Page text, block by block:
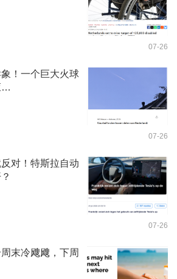
07-26
！一个巨大火球
…
07-26
对！特斯拉自动
07-26
末冷飕飕，下周